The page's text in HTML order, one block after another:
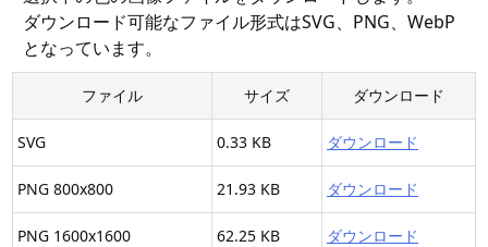
ダウンロード可能なファイル形式はSVG、PNG、WebP
となっています。
ファイル サイズ ダウンロード
SVG 0.33 KB ダウンロード
PNG 800x800 21.93 KB ダウンロード
PNG 1600x1600 62.25 KB ダウンロード